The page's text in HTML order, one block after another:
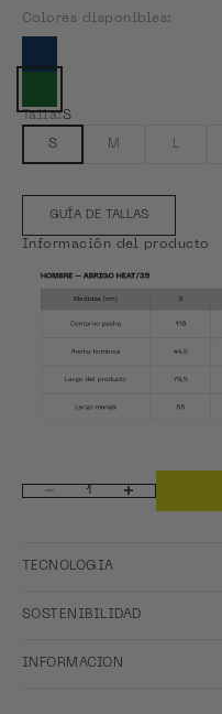
Colores disponibles:
Talla:S
S M L
GUÍA DE TALLAS
Información del producto
Reducir cantidadAumentar cantidad
TECNOLOGIA
SOSTENIBILIDAD
INFORMACION